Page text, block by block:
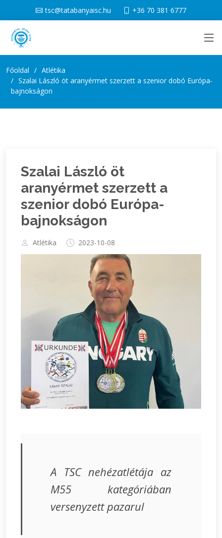
tsc@tatabanyaisc.hu +36 70 381 6777
Főoldal
Atlétika
Szalai László öt aranyérmet szerzett a szenior dobó Európa-
bajnokságon
Szalai László öt
aranyérmet szerzett a
szenior dobó Európa-
bajnokságon
Atlétika 2023-10-08
A TSC nehézatlétája az
M55 kategóriában
versenyzett pazarul